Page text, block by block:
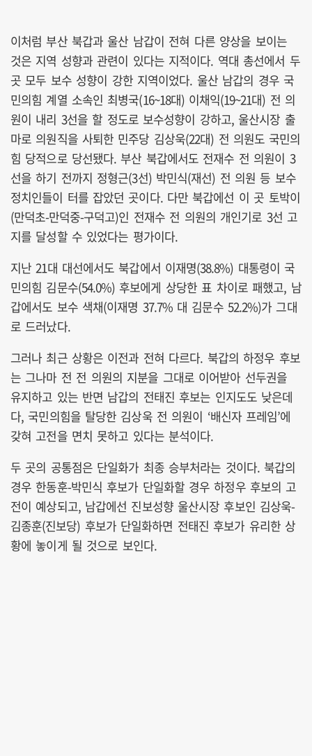
이처럼 부산 북갑과 울산 남갑이 전혀 다른 양상을 보이는
것은 지역 성향과 관련이 있다는 지적이다. 역대 총선에서 두
곳 모두 보수 성향이 강한 지역이었다. 울산 남갑의 경우 국
민의힘 계열 소속인 최병국(16~18대) 이채익(19~21대) 전 의
원이 내리 3선을 할 정도로 보수성향이 강하고, 울산시장 출
마로 의원직을 사퇴한 민주당 김상욱(22대) 전 의원도 국민의
힘 당적으로 당선됐다. 부산 북갑에서도 전재수 전 의원이 3
선을 하기 전까지 정형근(3선) 박민식(재선) 전 의원 등 보수
정치인들이 터를 잡았던 곳이다. 다만 북갑에선 이 곳 토박이
(만덕초-만덕중-구덕고)인 전재수 전 의원의 개인기로 3선 고
지를 달성할 수 있었다는 평가이다.
지난 21대 대선에서도 북갑에서 이재명(38.8%) 대통령이 국
민의힘 김문수(54.0%) 후보에게 상당한 표 차이로 패했고, 남
갑에서도 보수 색채(이재명 37.7% 대 김문수 52.2%)가 그대
로 드러났다.
그러나 최근 상황은 이전과 전혀 다르다. 북갑의 하정우 후보
는 그나마 전 전 의원의 지분을 그대로 이어받아 선두권을
유지하고 있는 반면 남갑의 전태진 후보는 인지도도 낮은데
다, 국민의힘을 탈당한 김상욱 전 의원이 ‘배신자 프레임’에
갖혀 고전을 면치 못하고 있다는 분석이다.
두 곳의 공통점은 단일화가 최종 승부처라는 것이다. 북갑의
경우 한동훈-박민식 후보가 단일화할 경우 하정우 후보의 고
전이 예상되고, 남갑에선 진보성향 울산시장 후보인 김상욱-
김종훈(진보당) 후보가 단일화하면 전태진 후보가 유리한 상
황에 놓이게 될 것으로 보인다.